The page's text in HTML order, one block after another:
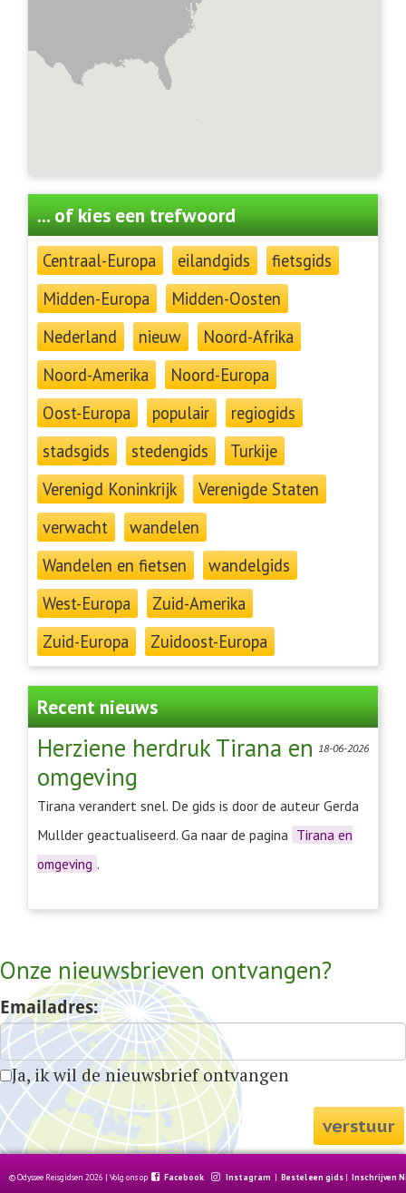
... of kies een trefwoord
Centraal-Europa eilandgids
fietsgids
Midden-Europa
Midden-Oosten
Nederland
nieuw
Noord-Afrika
Noord-Amerika
Noord-Europa
Oost-Europa
populair
regiogids
stadsgids
stedengids
Turkije
Verenigd Koninkrijk
Verenigde Staten
verwacht
wandelen
Wandelen en fietsen
wandelgids
West-Europa
Zuid-Amerika
Zuid-Europa
Zuidoost-Europa
Recent nieuws
18-06-2026
Herziene herdruk Tirana en
omgeving
Tirana verandert snel. De gids is door de auteur Gerda
Mullder geactualiseerd. Ga naar de pagina Tirana en
omgeving .
Onze nieuwsbrieven ontvangen?
Emailadres:
Ja, ik wil de nieuwsbrief ontvangen
verstuur
© Odyssee Reisgidsen 2026 | Volg ons op Facebook Instagram | Bestel een gids | Inschrijven